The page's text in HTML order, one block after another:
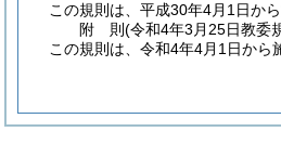
この規則は、平成30年4月1日から
附 則(令和4年3月25日教委
この規則は、令和4年4月1日から